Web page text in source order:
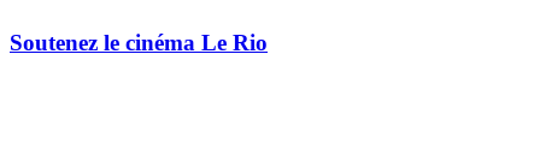
Soutenez le cinéma Le Rio